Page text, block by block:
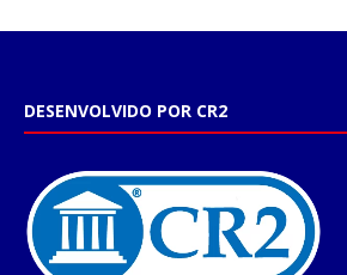
DESENVOLVIDO POR CR2